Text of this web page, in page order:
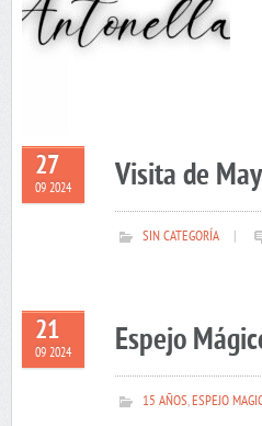
27
09 2024 Visita de
SIN CATEGORÍA
21
09 2024 Espejo
15 AÑOS,ESPEJO